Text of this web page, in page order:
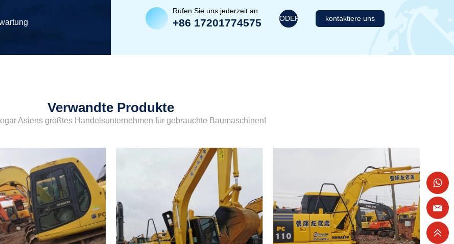
Rufen Sie uns jederzeit an
+86 17201774575 ODER kontaktiere uns
Verwandte Produkte
Asiens größtes Handelsunternehmen für gebrauchte Baumaschinen!